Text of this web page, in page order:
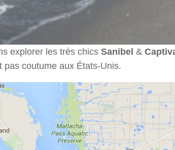
explorer les très chics Sanibel &
pas coutume aux États-Unis.